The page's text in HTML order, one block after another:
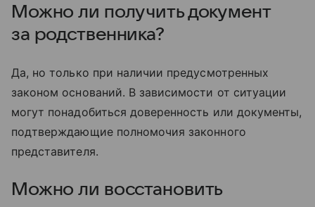
Можно ли получить документ
за родственника?
Да, но только при наличии предусмотренных
законом оснований. В зависимости от ситуации
могут понадобиться доверенность или документы,
подтверждающие полномочия законного
представителя.
Можно ли восстановить